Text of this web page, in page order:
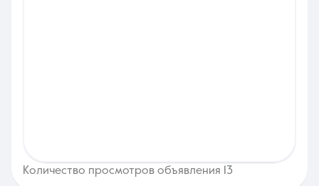
Количество просмотров объявления 13